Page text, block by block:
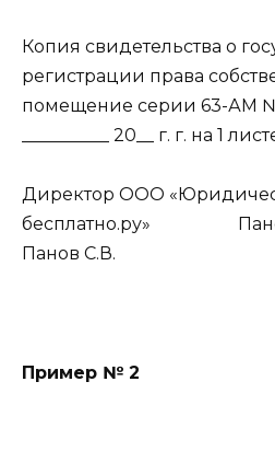
Копия свидетельства о
регистрации права
помещение серии 63-АМ №
__________ 20__ г. г. на 1
Директор ООО
бесплатно.ру»
Панов С.В.
Пример № 2